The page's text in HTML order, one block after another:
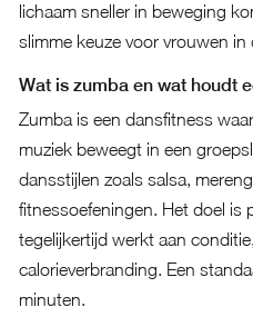
lichaam sneller in beweging
slimme keuze voor vrouwen in
Wat is zumba en wat houdt
Zumba is een dansfitness
muziek beweegt in een
dansstijlen zoals salsa,
fitnessoefeningen. Het doel is
tegelijkertijd werkt aan
calorieverbranding. Een
minuten.